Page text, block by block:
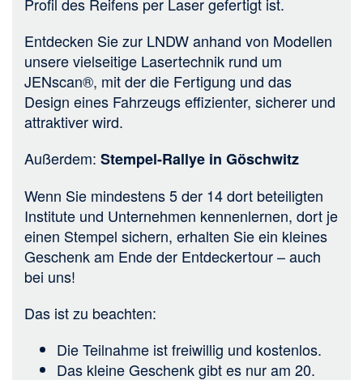
Entdecken Sie zur LNDW anhand von Modellen
unsere vielseitige Lasertechnik rund um
JENscan®, mit der die Fertigung und das
Design eines Fahrzeugs effizienter, sicherer und
attraktiver wird.
Außerdem: Stempel-Rallye in Göschwitz
Wenn Sie mindestens 5 der 14 dort beteiligten
Institute und Unternehmen kennenlernen, dort je
einen Stempel sichern, erhalten Sie ein kleines
Geschenk am Ende der Entdeckertour – auch
bei uns!
Das ist zu beachten:
Die Teilnahme ist freiwillig und kostenlos.
Das kleine Geschenk gibt es nur am 20.